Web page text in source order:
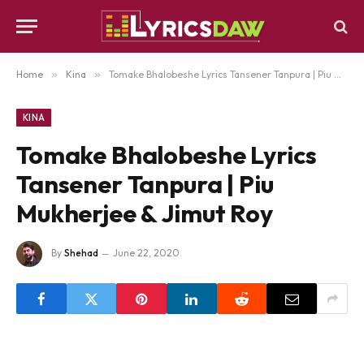
Home » Kina » Tomake Bhalobeshe Lyrics Tansener Tanpura | Piu Mukherjee & Jimut Roy
KINA
Tomake Bhalobeshe Lyrics
Tansener Tanpura | Piu
Mukherjee & Jimut Roy
By Shehad June 22, 2020